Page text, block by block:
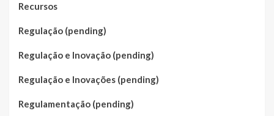
Recursos
Regulação (pending)
Regulação e Inovação (pending)
Regulação e Inovações (pending)
Regulamentação (pending)